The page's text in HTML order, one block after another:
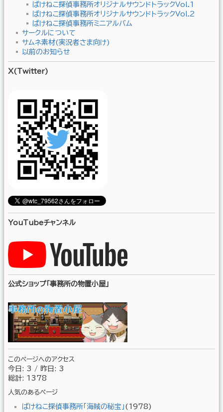
ばけねこ探偵事務所オリジナルサウンドトラックVol.1
ばけねこ探偵事務所オリジナルサウンドトラックVol.2
ばけねこ探偵事務所ミニアルバム
サークルについて
サムネ素材(実況者さま向け)
以前のお知らせ
X(Twitter)
YouTubeチャンネル
公式ショップ「事務所の物置小屋」
このページへのアクセス
今日: 3 / 昨日: 3
総計: 1378
人気のあるページ
ばけねこ探偵事務所「海賊の秘宝」 (1978)